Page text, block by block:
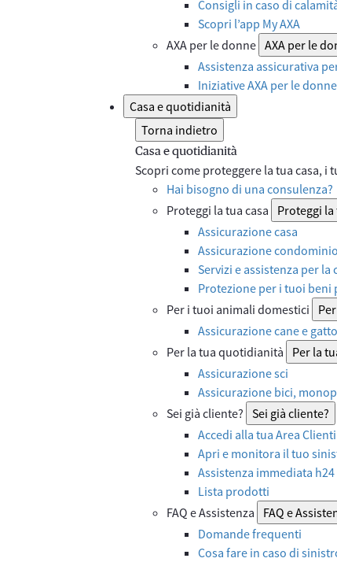
Consigli in caso di
Scopri l’app My AXA
AXA per le donne AXA per le
Assistenza assicurativa
Iniziative AXA per le donne
Casa e quotidianità
Torna indietro
Casa e quotidianità
Scopri come proteggere la tua casa, i
Hai bisogno di una consulenza?
Proteggi la tua casa
Proteggi la
Assicurazione casa
Assicurazione condominio
Servizi e assistenza per la
Protezione per i tuoi beni
Per i tuoi animali domestici
Assicurazione cane e gatto
Per la tua quotidianità
Per la
Assicurazione sci
Assicurazione bici,
Sei già cliente? Sei già cliente?
Accedi alla tua Area Clienti
Apri e monitora il tuo
Assistenza immediata h24
Lista prodotti
FAQ e Assistenza
FAQ e
Domande frequenti
Cosa fare in caso di